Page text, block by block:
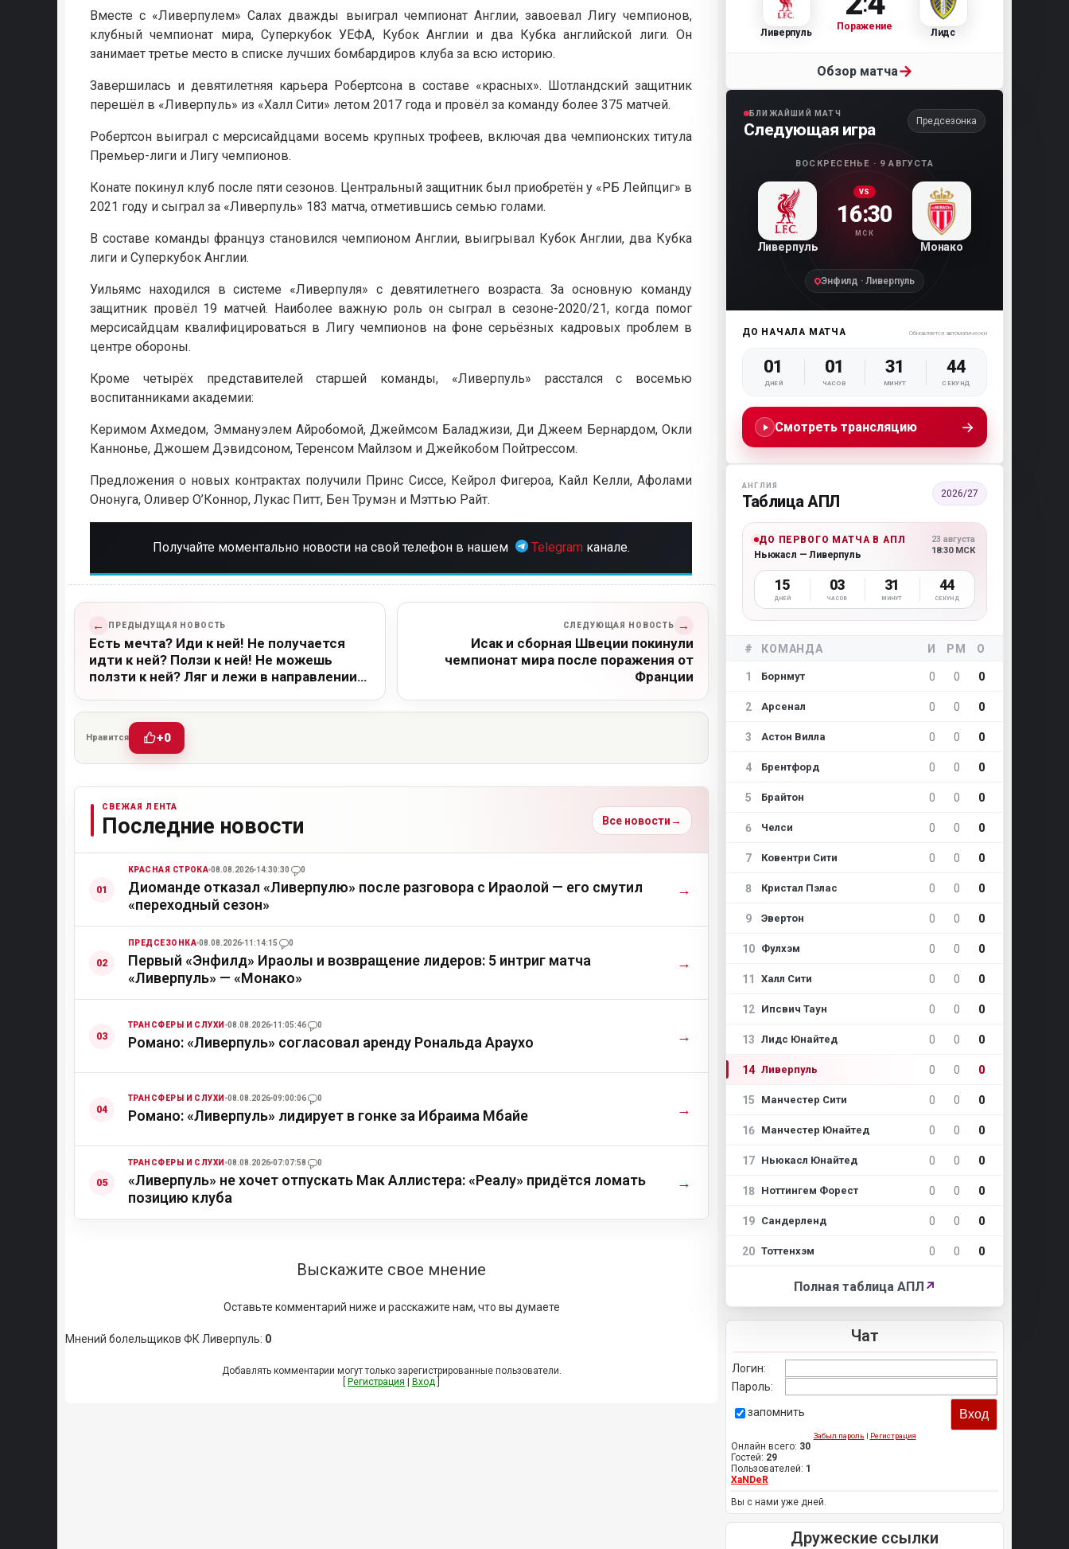
Вместе с «Ливерпулем» Салах дважды выиграл чемпионат Англии, завоевал Лигу чемпионов,
клубный чемпионат мира, Суперкубок УЕФА, Кубок Англии и два Кубка английской лиги. Он
занимает третье место в списке лучших бомбардиров клуба за всю историю.
Завершилась и девятилетняя карьера Робертсона в составе «красных». Шотландский защитник
перешёл в «Ливерпуль» из «Халл Сити» летом 2017 года и провёл за команду более 375 матчей.
Робертсон выиграл с мерсисайдцами восемь крупных трофеев, включая два чемпионских титула
Премьер-лиги и Лигу чемпионов.
Конате покинул клуб после пяти сезонов. Центральный защитник был приобретён у «РБ Лейпциг» в
2021 году и сыграл за «Ливерпуль» 183 матча, отметившись семью голами.
В составе команды француз становился чемпионом Англии, выигрывал Кубок Англии, два Кубка
лиги и Суперкубок Англии.
Уильямс находился в системе «Ливерпуля» с девятилетнего возраста. За основную команду
защитник провёл 19 матчей. Наиболее важную роль он сыграл в сезоне-2020/21, когда помог
мерсисайдцам квалифицироваться в Лигу чемпионов на фоне серьёзных кадровых проблем в
центре обороны.
Кроме четырёх представителей старшей команды, «Ливерпуль» расстался с восемью
воспитанниками академии:
Керимом Ахмедом, Эммануэлем Айробомой, Джеймсом Баладжизи, Ди Джеем Бернардом, Окли
Каннонье, Джошем Дэвидсоном, Теренсом Майлзом и Джейкобом Пойтрессом.
Предложения о новых контрактах получили Принс Сиссе, Кейрол Фигероа, Кайл Келли, Афолами
Ононуга, Оливер О’Коннор, Лукас Питт, Бен Трумэн и Мэттью Райт.
Получайте моментально новости на свой телефон в нашем Telegramканале.
← ПРЕДЫДУЩАЯ НОВОСТЬ
Есть мечта? Иди к ней! Не получается
идти к ней? Ползи к ней! Не можешь
ползти к ней? Ляг и лежи в направлении
СЛЕДУЮЩАЯ НОВОСТЬ →
Исак и сборная Швеции покинули
чемпионат мира после поражения от
Франции
Нравится +0
СВЕЖАЯ ЛЕНТА
Последние новости Все новости→
КРАСНАЯ СТРОКА 08.08.2026 14:30:30 0
Диоманде отказал «Ливерпулю» после разговора с Ираолой — его смутил
«переходный сезон»
→
ПРЕДСЕЗОНКА 08.08.2026 11:14:15 0
Первый «Энфилд» Ираолы и возвращение лидеров: 5 интриг матча
«Ливерпуль» — «Монако»
→
ТРАНСФЕРЫ И СЛУХИ 08.08.2026 11:05:46 0
Романо: «Ливерпуль» согласовал аренду Рональда Араухо →
ТРАНСФЕРЫ И СЛУХИ 08.08.2026 09:00:06 0
Романо: «Ливерпуль» лидирует в гонке за Ибраима Мбайе →
ТРАНСФЕРЫ И СЛУХИ 08.08.2026 07:07:58 0
«Ливерпуль» не хочет отпускать Мак Аллистера: «Реалу» придётся ломать
позицию клуба
→
Выскажите свое мнение
Оставьте комментарий ниже и расскажите нам, что вы думаете
Мнений болельщиков ФК Ливерпуль: 0
Добавлять комментарии могут только зарегистрированные пользователи.
Регистрация Вход
Ливерпуль
Поражение
Лидс
Обзор матча→
БЛИЖАЙШИЙ МАТЧ
Следующая игра Предсезонка
ВОСКРЕСЕНЬЕ · 9 АВГУСТА
Ливерпуль
VS
16:30
МСК
Монако
Энфилд · Ливерпуль
ДО НАЧАЛА МАТЧА Обновляется автоматически
01
ДНЕЙ
01
ЧАСОВ
31
МИНУТ
42
СЕКУНД
Смотреть трансляцию →
АНГЛИЯ
Таблица АПЛ 2026/27
ДО ПЕРВОГО МАТЧА В АПЛ
Ньюкасл — Ливерпуль
23 августа
18:30 МСК
15
ДНЕЙ
03
ЧАСОВ
31
МИНУТ
42
СЕКУНД
# КОМАНДА И РМ О
1 Борнмут 0 0 0
2 Арсенал 0 0 0
3 Астон Вилла 0 0 0
4 Брентфорд 0 0 0
5 Брайтон 0 0 0
6 Челси 0 0 0
7 Ковентри Сити 0 0 0
8 Кристал Пэлас 0 0 0
9 Эвертон 0 0 0
10 Фулхэм 0 0 0
11 Халл Сити 0 0 0
12 Ипсвич Таун 0 0 0
13 Лидс Юнайтед 0 0 0
14 Ливерпуль 0 0 0
15 Манчестер Сити 0 0 0
16 Манчестер Юнайтед 0 0 0
17 Ньюкасл Юнайтед 0 0 0
18 Ноттингем Форест 0 0 0
19 Сандерленд 0 0 0
20 Тоттенхэм 0 0 0
Полная таблица АПЛ ↗
Чат
Логин:
Пароль:
запомнить
Забыл пароль | Регистрация
Онлайн всего: 30
Гостей: 29
Пользователей: 1
XaNDeR
Вы с нами уже дней.
Дружеские ссылки